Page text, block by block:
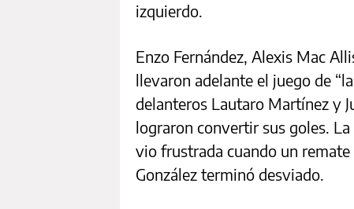
izquierdo.
Enzo Fernández, Alexis Mac
llevaron adelante el juego de
delanteros Lautaro Martínez y
lograron convertir sus goles.
vio frustrada cuando un
González terminó desviado.